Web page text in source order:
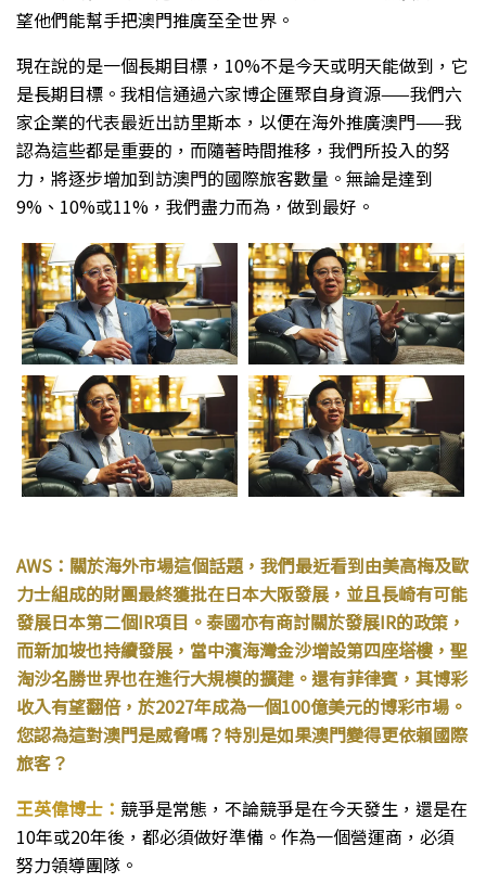
望他們能幫手把澳門推廣至全世界。
現在說的是一個長期目標，10%不是今天或明天能做到，它
是長期目標。我相信通過六家博企匯聚自身資源——我們六
家企業的代表最近出訪里斯本，以便在海外推廣澳門——我
認為這些都是重要的，而隨著時間推移，我們所投入的努
力，將逐步增加到訪澳門的國際旅客數量。無論是達到
9%、10%或11%，我們盡力而為，做到最好。
AWS：關於海外市場這個話題，我們最近看到由美高梅及歐
力士組成的財團最終獲批在日本大阪發展，並且長崎有可能
發展日本第二個IR項目。泰國亦有商討關於發展IR的政策，
而新加坡也持續發展，當中濱海灣金沙增設第四座塔樓，聖
淘沙名勝世界也在進行大規模的擴建。還有菲律賓，其博彩
收入有望翻倍，於2027年成為一個100億美元的博彩市場。
您認為這對澳門是威脅嗎？特別是如果澳門變得更依賴國際
旅客？
王英偉博士： 競爭是常態，不論競爭是在今天發生，還是在
10年或20年後，都必須做好準備。作為一個營運商，必須
努力領導團隊。